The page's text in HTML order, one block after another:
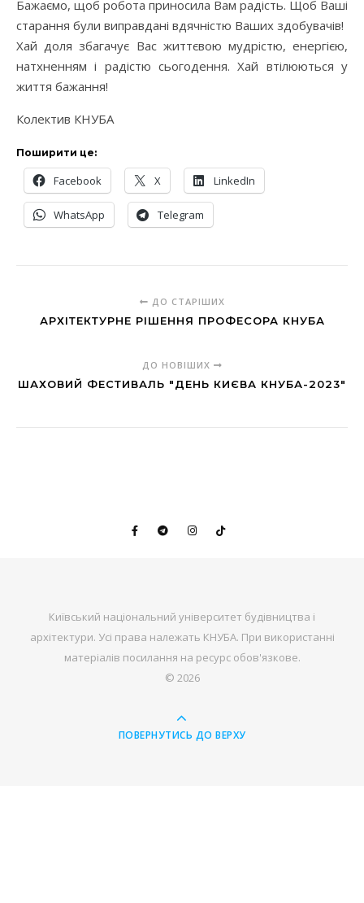
Бажаємо, щоб робота приносила Вам радість. Щоб Ваші
старання були виправдані вдячністю Ваших здобувачів!
Хай доля збагачує Вас життєвою мудрістю, енергією,
натхненням і радістю сьогодення. Хай втілюються у
життя бажання!
Колектив КНУБА
Поширити це:
Facebook X LinkedIn
WhatsApp Telegram
ДО СТАРІШИХ
АРХІТЕКТУРНЕ РІШЕННЯ ПРОФЕСОРА КНУБА
ДО НОВІШИХ
ШАХОВИЙ ФЕСТИВАЛЬ "ДЕНЬ КИЄВА КНУБА-2023"
Київський національний університет будівництва і
архітектури. Усі права належать КНУБА. При використанні
матеріалів посилання на ресурс обов'язкове.
© 2026
ПОВЕРНУТИСЬ ДО ВЕРХУ